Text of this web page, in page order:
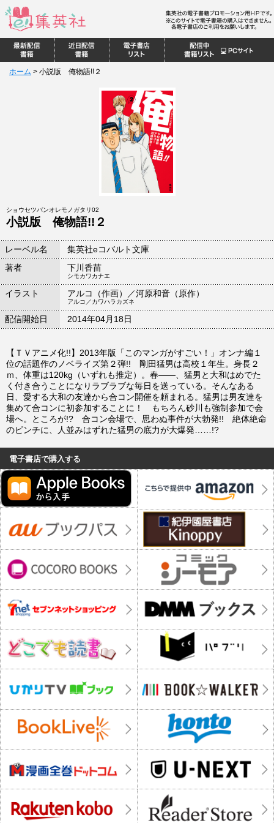
ホーム > 小説版 俺物語!!２
ショウセツバンオレモノガタリ02
小説版 俺物語!!２
レーベル名
集英社eコバルト文庫
著者
下川香苗
シモカワカナエ
イラスト アルコ（作画）／河原和音（原作）
アルコ／カワハラカズネ
配信開始日 2014年04月18日
【ＴＶアニメ化!!】2013年版「このマンガがすごい！」オンナ編１
位の話題作のノベライズ第２弾!! 剛田猛男は高校１年生。身長２
ｍ、体重は120kg（いずれも推定）。春――、猛男と大和はめでた
く付き合うことになりラブラブな毎日を送っている。そんなある
日、愛する大和の友達から合コン開催を頼まれる。猛男は男友達を
集めて合コンに初参加することに！ もちろん砂川も強制参加で会
場へ。ところが!? 合コン会場で、思わぬ事件が大勃発!! 絶体絶命
のピンチに、人並みはずれた猛男の底力が大爆発……!?
電子書店で購入する